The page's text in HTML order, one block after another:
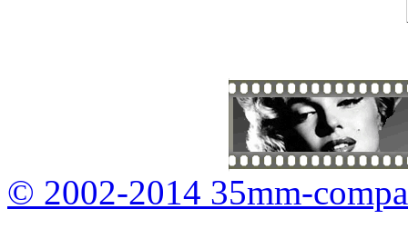
© 2002-2014 35mm-